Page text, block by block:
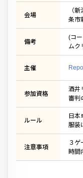
会場
（
条市
備考
(コ
ムク
主催
参加資格
酒井
審判
ルール
日本
服装
注意事項
３ゲ
時間